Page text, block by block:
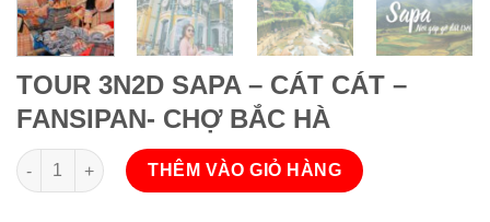
TOUR 3N2D SAPA – CÁT CÁT –
FANSIPAN- CHỢ BẮC HÀ
TOUR 3N2D SAPA - CÁT CÁT - FANSIPAN- CHỢ BẮC HÀ số
THÊM VÀO GIỎ HÀNG